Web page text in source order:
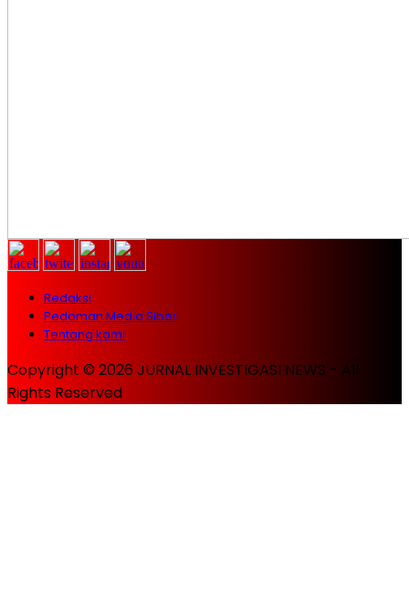
Redaksi
Pedoman Media Siber
Tentang kami
Copyright © 2026 JURNAL INVESTIGASI NEWS - All
Rights Reserved